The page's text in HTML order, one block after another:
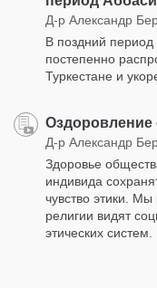
Д-р Александр
В поздний
постепенно
Туркестане и
Оздоровление
Д-р Александр
Здоровье
индивида
чувство этики.
религии видят
этических систем.